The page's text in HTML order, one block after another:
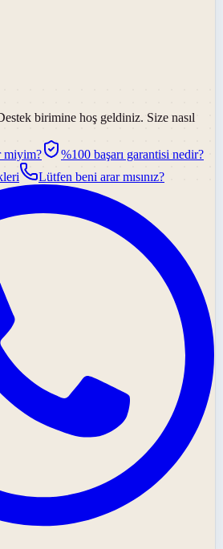
birimine hoş geldiniz. Size nasıl
miyim?
%100 başarı garantisi nedir?
Lütfen beni arar mısınız?